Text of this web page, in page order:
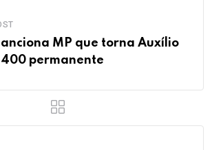
MP que torna Auxílio
400 permanente